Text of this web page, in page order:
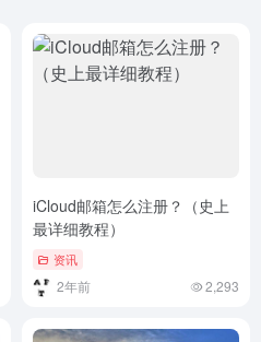
iCloud邮箱怎么注册？（史上
最详细教程）
资讯
2年前 2,293